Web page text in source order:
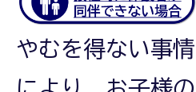
やむを得ない事情